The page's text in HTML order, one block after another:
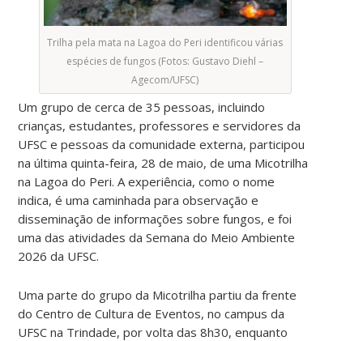
Trilha pela mata na Lagoa do Peri identificou várias
espécies de fungos (Fotos: Gustavo Diehl –
Agecom/UFSC)
Um grupo de cerca de 35 pessoas, incluindo
crianças, estudantes, professores e servidores da
UFSC e pessoas da comunidade externa, participou
na última quinta-feira, 28 de maio, de uma Micotrilha
na Lagoa do Peri. A experiência, como o nome
indica, é uma caminhada para observação e
disseminação de informações sobre fungos, e foi
uma das atividades da Semana do Meio Ambiente
2026 da UFSC.
Uma parte do grupo da Micotrilha partiu da frente
do Centro de Cultura de Eventos, no campus da
UFSC na Trindade, por volta das 8h30, enquanto